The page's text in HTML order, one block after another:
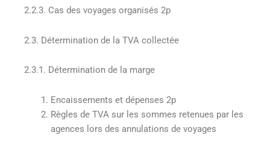
2.2.3. Cas des voyages organisés 2p
2.3. Détermination de la TVA collectée
2.3.1. Détermination de la marge
Encaissements et dépenses 2p
Règles de TVA sur les sommes retenues par les
agences lors des annulations de voyages